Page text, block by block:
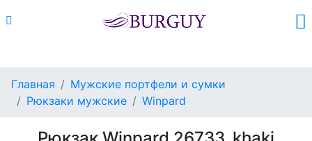
Главная
Мужские портфели и сумки
Рюкзаки мужские
Winpard